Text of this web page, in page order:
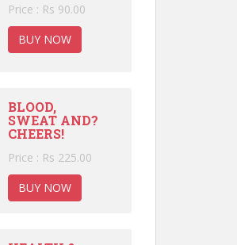
Price : Rs 90.00
BUY NOW
BLOOD,
SWEAT AND?
CHEERS!
Price : Rs 225.00
BUY NOW